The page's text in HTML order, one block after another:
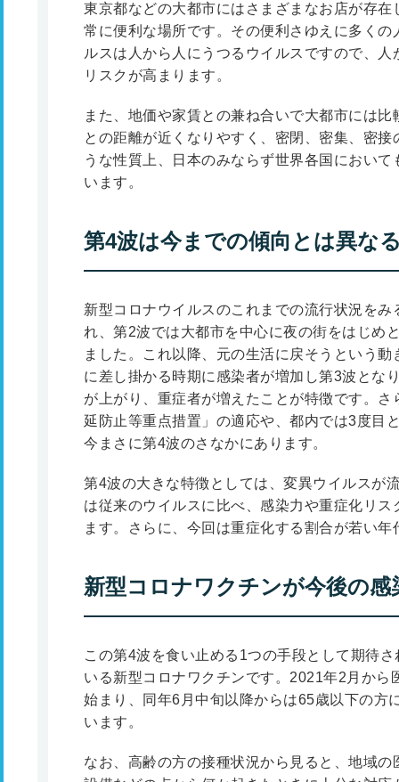
東京都などの大都市にはさまざまなお店が存
常に便利な場所です。その便利さゆえに多く
ルスは人から人にうつるウイルスですので、
リスクが高まります。
また、地価や家賃との兼ね合いで大都市には
との距離が近くなりやすく、密閉、密集、密接
うな性質上、日本のみならず世界各国におい
います。
第4波は今までの傾向とは異な
新型コロナウイルスのこれまでの流行状況を
れ、第2波では大都市を中心に夜の街をはじめ
ました。これ以降、元の生活に戻そうという
に差し掛かる時期に感染者が増加し第3波とな
が上がり、重症者が増えたことが特徴です。
延防止等重点措置」の適応や、都内では3度目
今まさに第4波のさなかにあります。
第4波の大きな特徴としては、変異ウイルスが
は従来のウイルスに比べ、感染力や重症化リ
ます。さらに、今回は重症化する割合が若い
新型コロナワクチンが今後の感
この第4波を食い止める1つの手段として期待
いる新型コロナワクチンです。2021年2月から
始まり、同年6月中旬以降からは65歳以下の方
います。
なお、高齢の方の接種状況から見ると、地域